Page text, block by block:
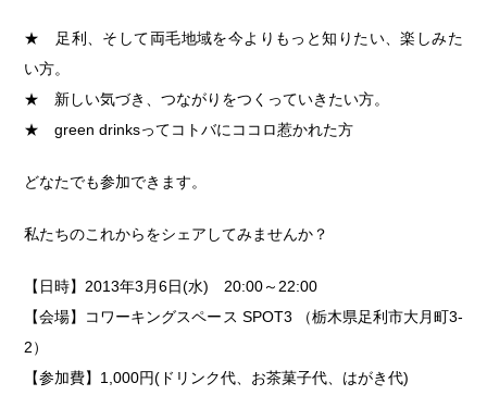
★ 足利、そして両毛地域を今よりもっと知りたい、楽しみた
い方。
★ 新しい気づき、つながりをつくっていきたい方。
★ green drinksってコトバにココロ惹かれた方
どなたでも参加できます。
私たちのこれからをシェアしてみませんか？
【日時】2013年3月6日(水) 20:00～22:00
【会場】コワーキングスペース SPOT3 （栃木県足利市大月町3-
2）
【参加費】1,000円(ドリンク代、お茶菓子代、はがき代)